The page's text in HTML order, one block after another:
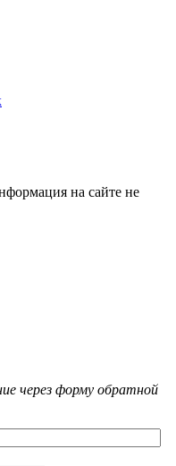
на сайте не
через форму обратной